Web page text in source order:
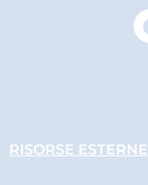
RISORSE ESTERNE